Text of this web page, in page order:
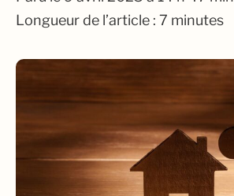
Longueur de l’article : 7 minutes